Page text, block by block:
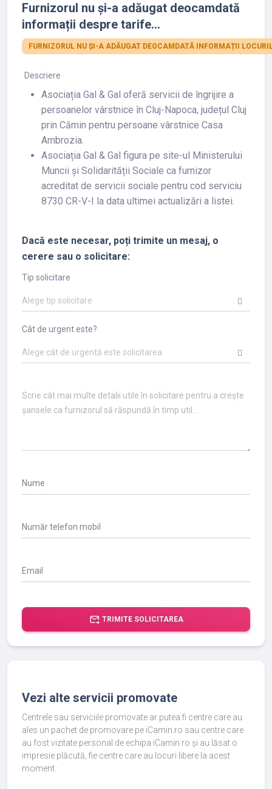
Furnizorul nu și-a adăugat deocamdată
informații despre tarife...
FURNIZORUL NU ȘI-A ADĂUGAT DEOCAMDATĂ INFORMAȚII
Descriere
Asociația Gal & Gal oferă servicii de îngrijire a
persoanelor vârstnice în Cluj-Napoca, județul Cluj
prin Cămin pentru persoane vârstnice Casa
Ambrozia.
Asociația Gal & Gal figura pe site-ul Ministerului
Muncii și Solidarității Sociale ca furnizor
acreditat de servicii sociale pentru cod serviciu
8730 CR-V-I la data ultimei actualizări a listei.
Dacă este necesar, poți trimite un mesaj, o
cerere sau o solicitare:
Tip solicitare
Alege tip solicitare
Cât de urgent este?
Alege cât de urgentă este solicitarea
Nume
Număr telefon mobil
Email
forward_to_inbox TRIMITE SOLICITAREA
Vezi alte servicii promovate
Centrele sau serviciile promovate ar putea fi centre care au
ales un pachet de promovare pe iCamin.ro sau centre care
au fost vizitate personal de echipa iCamin.ro și au lăsat o
impresie plăcută, fie centre care au locuri libere la acest
moment.